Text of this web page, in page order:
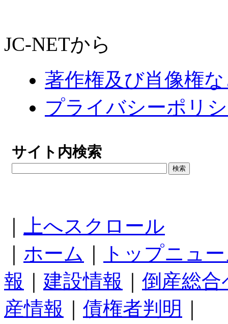
JC-NETから
著作権及び肖像権
プライバシーポリ
サイト内検索
｜
上へスクロール
｜ ホーム ｜
トップニュ
報 ｜ 建設情報 ｜ 倒産総合
産情報 ｜ 債権者判明 ｜